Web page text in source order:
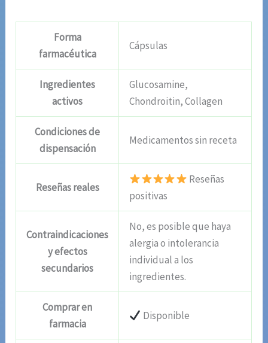
Forma
farmacéutica
Cápsulas
Ingredientes
activos
Glucosamine,
Chondroitin, Collagen
Condiciones de
dispensación
Medicamentos sin receta
Reseñas reales
Reseñas
positivas
Contraindicaciones
y efectos
secundarios
No, es posible que haya
alergia o intolerancia
individual a los
ingredientes.
Comprar en
farmacia
Disponible